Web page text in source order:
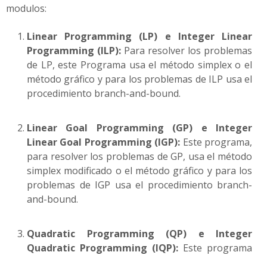
modulos:
Linear Programming (LP) e Integer Linear
Programming (ILP): Para resolver los problemas
de LP, este Programa usa el método simplex o el
método gráfico y para los problemas de ILP usa el
procedimiento branch-and-bound.
Linear Goal Programming (GP) e Integer
Linear Goal Programming (IGP): Este programa,
para resolver los problemas de GP, usa el método
simplex modificado o el método gráfico y para los
problemas de IGP usa el procedimiento branch-
and-bound.
Quadratic Programming (QP) e Integer
Quadratic Programming (IQP): Este programa